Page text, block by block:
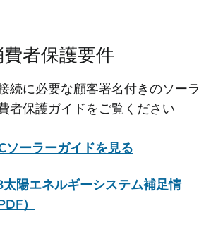
者保護要件
続に必要な顧客署名付きのソーラ
者保護ガイドをご覧ください
ソーラーガイドを見る
太陽エネルギーシステム補足情
）